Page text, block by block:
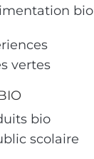
bio
vertes
bio
scolaire